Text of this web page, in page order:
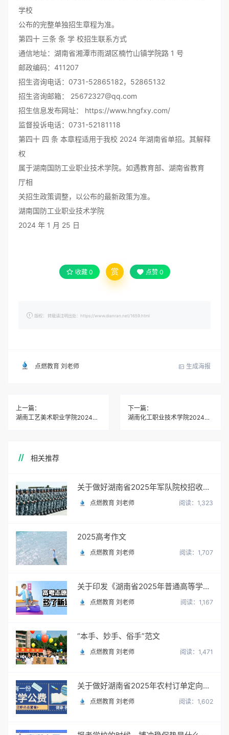
学校
公布的完整单独招生章程为准。
第四十 三条 条 学 校招生联系方式
通信地址：湖南省湘潭市雨湖区楠竹山镇学院路 1 号
邮政编码：411207
招生咨询电话：0731-52865182，52865132
招生咨询邮箱： 25672327@qq.com
招生信息发布网址： https://www.hngfxy.com/
监督投诉电话：0731-52181118
第四十 四 条 本章程适用于我校 2024 年湖南省单招。其解释
权
属于湖南国防工业职业技术学院。如遇教育部、湖南省教育
厅相
关招生政策调整，以公布的最新政策为准。
湖南国防工业职业技术学院
2024 年 1 月 25 日
收藏 0 赏 点赞 0
版权： 转载请注明出处：https://www.dianran.net/1659.html
点燃教育 刘老师 生成海报
上一篇：
湖南工艺美术职业学院2024年高职单招章程
下一篇：
湖南化工职业技术学院2024年高职单招章程
相关推荐
关于做好湖南省2025年军队院校招收普通高中毕业生政治考核工作的通知
点燃教育 刘老师 阅读：1,323
2025高考作文
点燃教育 刘老师 阅读：1,707
关于印发《湖南省2025年普通高等学校招生网上填报志愿工作实施方案》的通知
点燃教育 刘老师 阅读：1,167
“本手、妙手、俗手”范文
点燃教育 刘老师 阅读：1,471
关于做好湖南省2025年农村订单定向免费本科医学生招生培养工作的通知
点燃教育 刘老师 阅读：1,602